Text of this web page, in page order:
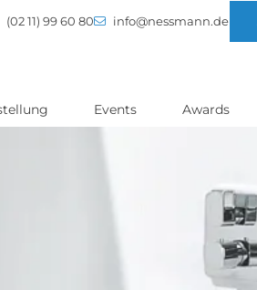
(02 11) 99 60 80 info@nessmann.de
Events Awards